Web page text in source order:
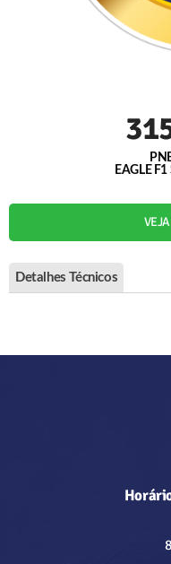
EAGLE
Detalhes Técnicos